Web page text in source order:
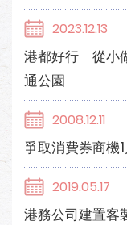
2023.12.13
港都好行 從小
通公園
2008.12.11
爭取消費券商機
2019.05.17
港務公司建置客